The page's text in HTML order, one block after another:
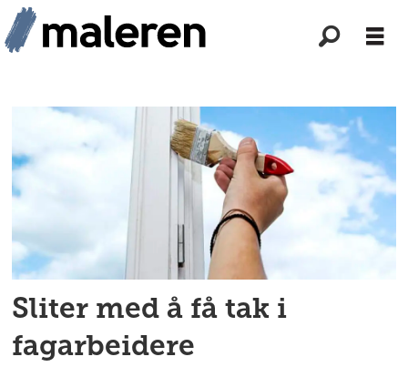
fagarbeidere
Sliter med å få tak i
fagarbeidere